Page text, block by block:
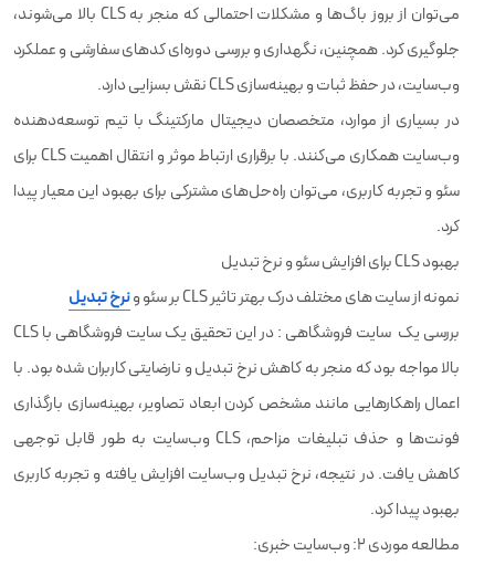
می‌توان از بروز باگ‌ها و مشکلات احتمالی که منجر به CLS بالا می‌شوند،
جلوگیری کرد. همچنین، نگهداری و بررسی دوره‌ای کدهای سفارشی و عملکرد
وب‌سایت، در حفظ ثبات و بهینه‌سازی CLS نقش بسزایی دارد.
در بسیاری از موارد، متخصصان دیجیتال مارکتینگ با تیم توسعه‌دهنده
وب‌سایت همکاری می‌کنند. با برقراری ارتباط موثر و انتقال اهمیت CLS برای
سئو و تجربه کاربری، می‌توان راه‌حل‌های مشترکی برای بهبود این معیار پیدا
کرد.
بهبود CLS برای افزایش سئو و نرخ تبدیل
نمونه از سایت های مختلف درک بهتر تاثیر CLS بر سئو و
نرخ تبدیل
بررسی یک سایت فروشگاهی : در این تحقیق یک سایت فروشگاهی با CLS
بالا مواجه بود که منجر به کاهش نرخ تبدیل و نارضایتی کاربران شده بود. با
اعمال راهکارهایی مانند مشخص کردن ابعاد تصاویر، بهینه‌سازی بارگذاری
فونت‌ها و حذف تبلیغات مزاحم، CLS وب‌سایت به طور قابل توجهی
کاهش یافت. در نتیجه، نرخ تبدیل وب‌سایت افزایش یافته و تجربه کاربری
بهبود پیدا کرد.
مطالعه موردی 2: وب‌سایت خبری: